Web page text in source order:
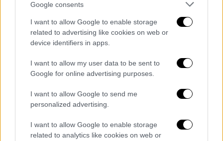
Google consents
I want to allow Google to enable storage
related to advertising like cookies on web or
device identifiers in apps.
I want to allow my user data to be sent to
Google for online advertising purposes.
I want to allow Google to send me
personalized advertising.
I want to allow Google to enable storage
related to analytics like cookies on web or
ΧΙΟΥ 162
ΥΠΟ ΔΙΕΡΕΥΝΗΣΗ 659
Ελλάδα|28.03.2022 15:46
Επίθεση με μαχαίρι δέχθηκε
29χρονος από 17χρονο - Η σχέση του
ανήλικου